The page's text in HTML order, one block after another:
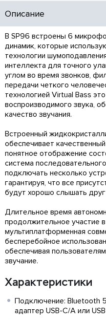
Описание
В SP96 встроены 6
динамик, которые
технологии
интеллекта для точного
углом во время звонков,
передачи четкого
технологией Virtual Bass
воспроизводимого звука,
качество звучания.
Встроенный
обеспечивает
понятное отображение
система
подключать несколько
гарантируя, что все
будут хорошо слышать друг
Длительное время
продолжительное участие
мультиплатформенная
бесперебойное
обеспечивая
звучание.
Характеристики
Подключение: Bluetooth
адаптер USB-C/A или